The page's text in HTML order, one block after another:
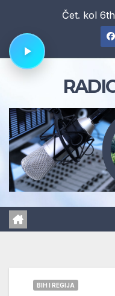
content
Čet. kol
BIH I REGIJA